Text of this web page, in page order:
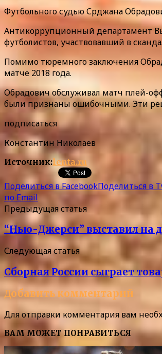
Футбольного судью Срджана
Антикоррупционный департамент
футболистов, участвовавший в
Помимо тюремного заключения
матче 2018 года.
Обрадович обслуживал матч плей-
были признаны ошибочными. Эти
подписаться
Константин Николаев
Источник:lenta.ru
Поделиться в FacebookПоделиться в
по Email
Предыдущая статья
“Нью-Джерси” выставил на
Следующая статья
Сборная России сыграет
Добавить комментарий
Для отправки комментария вам
ВАМ МОЖЕТ ПОНРАВИТЬСЯ